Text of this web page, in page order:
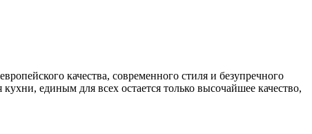
качества, современного стиля и безупречного
единым для всех остается только высочайшее качество,